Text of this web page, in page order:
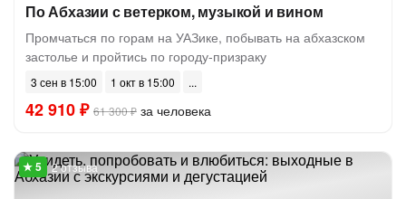
По Абхазии с ветерком, музыкой и вином
Промчаться по горам на УАЗике, побывать на абхазском
застолье и пройтись по городу-призраку
3 сен в 15:00 1 окт в 15:00
42 910 ₽ 61 300 ₽ за человека
2 отзыва